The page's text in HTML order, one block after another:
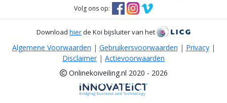
Volg ons op:
Downloadhierde Koi bijsluiter van het
Algemene Voorwaarden | Gebruikersvoorwaarden | Privacy|
Disclaimer | Actievoorwaarden
Onlinekoiveiling.nl 2020 - 2026